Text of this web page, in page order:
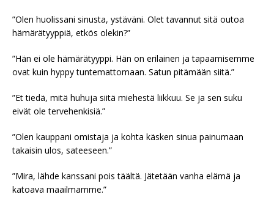
”Olen huolissani sinusta, ystäväni. Olet tavannut sitä outoa
hämärätyyppiä, etkös olekin?”
”Hän ei ole hämärätyyppi. Hän on erilainen ja tapaamisemme
ovat kuin hyppy tuntemattomaan. Satun pitämään siitä.”
”Et tiedä, mitä huhuja siitä miehestä liikkuu. Se ja sen suku
eivät ole tervehenkisiä.”
”Olen kauppani omistaja ja kohta käsken sinua painumaan
takaisin ulos, sateeseen.”
”Mira, lähde kanssani pois täältä. Jätetään vanha elämä ja
katoava maailmamme.”